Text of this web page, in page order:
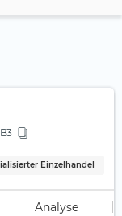
Einzelhandel
Analyse